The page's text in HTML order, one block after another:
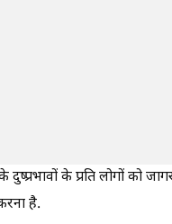
दुष्प्रभावों के प्रति लोगों को
है.